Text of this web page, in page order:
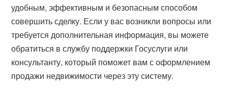
удобным, эффективным и безопасным способом
совершить сделку. Если у вас возникли вопросы или
требуется дополнительная информация, вы можете
обратиться в службу поддержки Госуслуги или
консультанту, который поможет вам с оформлением
продажи недвижимости через эту систему.